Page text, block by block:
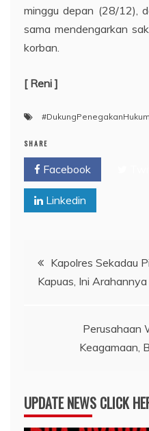
minggu depan (28/12),
sama mendengarkan
korban.
[ Reni ]
SHARE
Facebook
Linkedin
Navigasi
pos
Kapolres Sekadau
Kapuas, Ini Arahannya
Perusahaan
Keagamaan,
UPDATE NEWS CLICK